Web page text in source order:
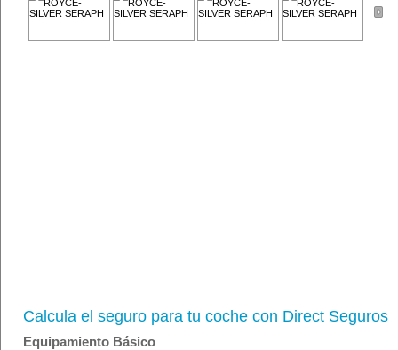
Calcula el seguro para tu coche con Direct Seguros
Equipamiento Básico